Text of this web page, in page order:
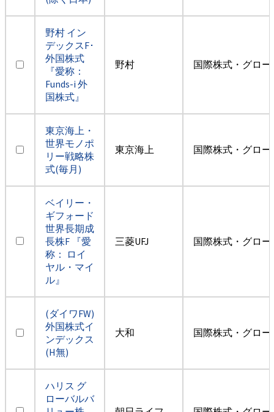
野村 イン
デックスF･
外国株式
『愛称：
Funds-i 外
国株式』
野村 国際株式・グロ
東京海上・
世界モノポ
リー戦略株
式(毎月)
東京海上 国際株式・グロ
ベイリー・
ギフォード
世界長期成
長株F 『愛
称： ロイ
ヤル・マイ
ル』
三菱UFJ 国際株式・グロ
(ダイワFW)
外国株式イ
ンデックス
(H無)
大和 国際株式・グロ
ハリス グ
ローバルバ